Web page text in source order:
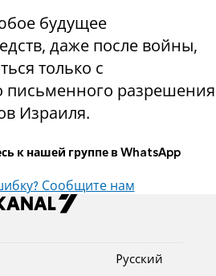
будущее
даже после войны,
только с
письменного разрешения
Израиля.
к нашей группе в WhatsApp
Сообщите нам
Pусский